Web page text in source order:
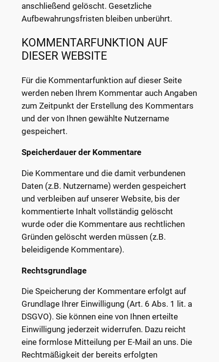
anschließend gelöscht. Gesetzliche
Aufbewahrungsfristen bleiben unberührt.
KOMMENTARFUNKTION AUF
DIESER WEBSITE
Für die Kommentarfunktion auf dieser Seite
werden neben Ihrem Kommentar auch Angaben
zum Zeitpunkt der Erstellung des Kommentars
und der von Ihnen gewählte Nutzername
gespeichert.
Speicherdauer der Kommentare
Die Kommentare und die damit verbundenen
Daten (z.B. Nutzername) werden gespeichert
und verbleiben auf unserer Website, bis der
kommentierte Inhalt vollständig gelöscht
wurde oder die Kommentare aus rechtlichen
Gründen gelöscht werden müssen (z.B.
beleidigende Kommentare).
Rechtsgrundlage
Die Speicherung der Kommentare erfolgt auf
Grundlage Ihrer Einwilligung (Art. 6 Abs. 1 lit. a
DSGVO). Sie können eine von Ihnen erteilte
Einwilligung jederzeit widerrufen. Dazu reicht
eine formlose Mitteilung per E-Mail an uns. Die
Rechtmäßigkeit der bereits erfolgten